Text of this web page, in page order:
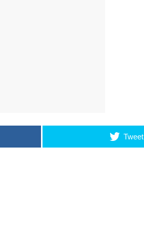
Tweet